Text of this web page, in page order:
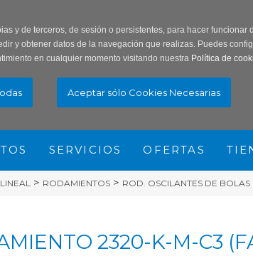
y de terceros, de sesión o persistentes, para hacer
y obtener datos de la navegación que realizas. Puedes
en cualquier momento visitando nuestra Política de
SERVICIOS OFERTAS
> RODAMIENTOS > ROD. OSCILANTES DE BOLAS
2320-K-M-C3